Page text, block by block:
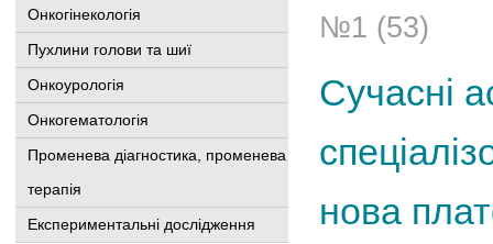
Онкогінекологія
Пухлини голови та шиї
Онкоурологія
Онкогематологія
Променева діагностика, променева
терапія
Експериментальні дослідження
№1 (53)
Сучасні
нова